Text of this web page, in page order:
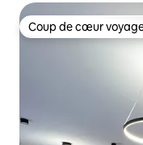
Coup de cœur
Coup de cœur